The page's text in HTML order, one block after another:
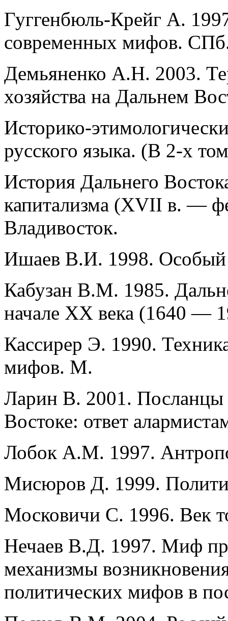
Гуггенбюль-Крейг А.
современных мифов.
Демьяненко А.Н. 2003.
хозяйства на Дальнем
Историко-
русского языка. (В 2-х
История Дальнего
капитализма (XVII в. —
Владивосток.
Ишаев В.И. 1998. Особый
Кабузан В.М. 1985.
начале ХХ века (1640 —
Кассирер Э. 1990.
мифов. М.
Ларин В. 2001. Посланцы
Востоке: ответ
Лобок А.М. 1997.
Мисюров Д. 1999.
Московичи С. 1996. Век
Нечаев В.Д. 1997. Миф
механизмы
политических мифов в